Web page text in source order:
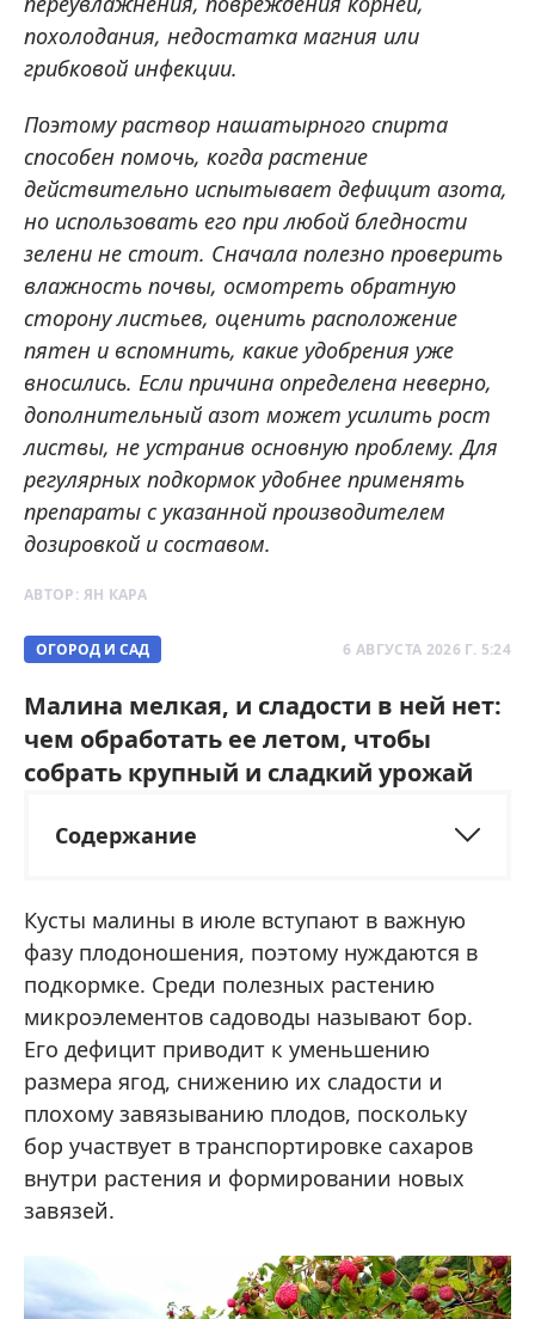
похолодания, недостатка магния или
грибковой инфекции.
Поэтому раствор нашатырного спирта
способен помочь, когда растение
действительно испытывает дефицит азота,
но использовать его при любой бледности
зелени не стоит. Сначала полезно проверить
влажность почвы, осмотреть обратную
сторону листьев, оценить расположение
пятен и вспомнить, какие удобрения уже
вносились. Если причина определена неверно,
дополнительный азот может усилить рост
листвы, не устранив основную проблему. Для
регулярных подкормок удобнее применять
препараты с указанной производителем
дозировкой и составом.
АВТОР: ЯН КАРА
ОГОРОД И САД 6 АВГУСТА 2026 Г. 5:24
Малина мелкая, и сладости в ней нет:
чем обработать ее летом, чтобы
собрать крупный и сладкий урожай
Содержание
Кусты малины в июле вступают в важную
фазу плодоношения, поэтому нуждаются в
подкормке. Среди полезных растению
микроэлементов садоводы называют бор.
Его дефицит приводит к уменьшению
размера ягод, снижению их сладости и
плохому завязыванию плодов, поскольку
бор участвует в транспортировке сахаров
внутри растения и формировании новых
завязей.